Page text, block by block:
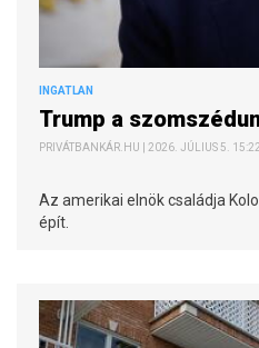
INGATLAN
Trump a
PRIVÁTBANKÁR.HU | 2026. JÚLIUS 5. 15:22
Az amerikai elnök családja
épít.